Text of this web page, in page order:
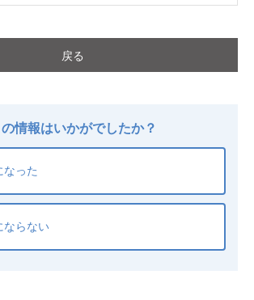
戻る
情報はいかがでしたか？
なった
ならない